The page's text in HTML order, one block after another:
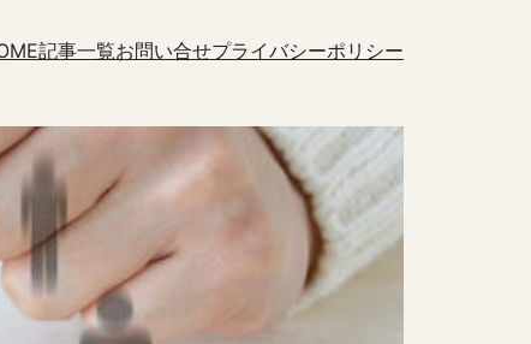
記事一覧お問い合せプライバシーポリシー